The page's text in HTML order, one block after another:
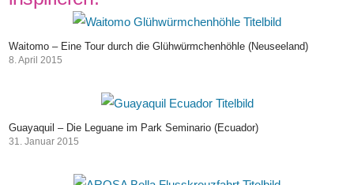
Waitomo – Eine Tour durch die Glühwürmchenhöhle (Neuseeland)
8. April 2015
Guayaquil – Die Leguane im Park Seminario (Ecuador)
31. Januar 2015